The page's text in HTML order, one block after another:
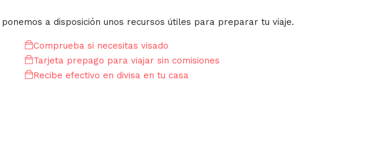
ponemos a disposición unos recursos útiles para preparar tu viaje.
Comprueba si necesitas visado
Tarjeta prepago para viajar sin comisiones
Recibe efectivo en divisa en tu casa